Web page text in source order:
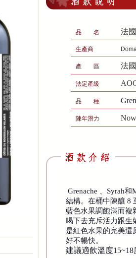
品 名 法
生產商
產 區 法
法定產級
品 種
陳年潛力
Grenache 、Syrah
結構。在桶中陳釀 8
藍色水果調飽滿而複
喝下去充斥活力跟生
是紅色水果的完美還
好不暢快。
建議適飲溫度15~18